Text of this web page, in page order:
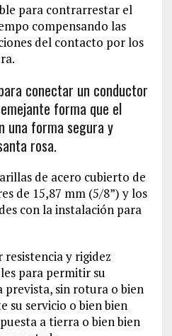
para contrarrestar el
compensando las
del contacto por los
conectar un conductor
forma que el
una forma segura y
rosa.
de acero cubierto de
de 15,87 mm (5/8”) y los
con la instalación para
y rigidez
para permitir su
sin rotura o bien
su servicio o bien bien
a tierra o bien bien